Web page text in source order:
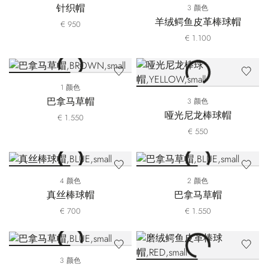
针织帽
€ 950
3 颜色
羊绒鳄鱼皮革棒球帽
€ 1.100
1 颜色
巴拿马草帽
€ 1.550
3 颜色
哑光尼龙棒球帽
€ 550
4 颜色
真丝棒球帽
€ 700
2 颜色
巴拿马草帽
€ 1.550
3 颜色